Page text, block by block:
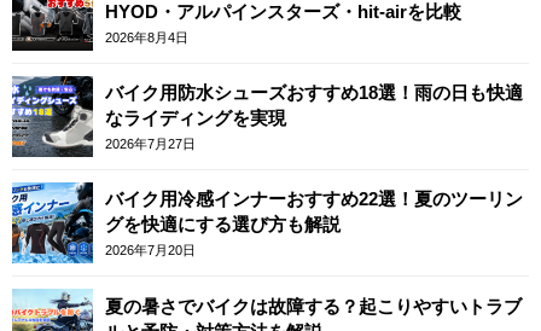
HYOD・アルパインスターズ・hit-airを比較
2026年8月4日
バイク用防水シューズおすすめ18選！雨の日も快適
なライディングを実現
2026年7月27日
バイク用冷感インナーおすすめ22選！夏のツーリン
グを快適にする選び方も解説
2026年7月20日
夏の暑さでバイクは故障する？起こりやすいトラブ